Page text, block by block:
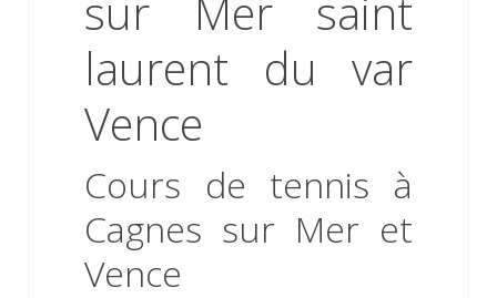
Cours de tennis à
Cagnes sur Mer et
Vence